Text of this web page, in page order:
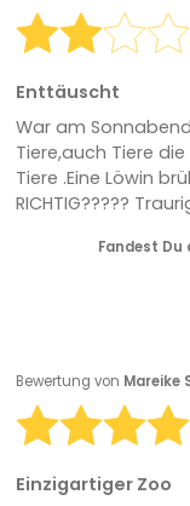
Enttäuscht
War am
Tiere,auch Tiere
Tiere .Eine Löwin
RICHTIG?????
Fandest Du
Bewertung von Mareike
Einzigartiger Zoo